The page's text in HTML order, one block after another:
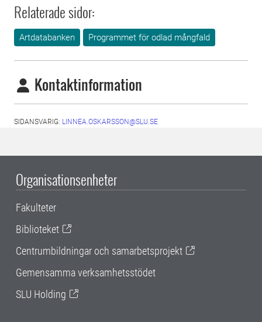
Relaterade sidor:
Artdatabanken Programmet för odlad mångfald
Kontaktinformation
SIDANSVARIG: LINNEA.OSKARSSON@SLU.SE
Organisationsenheter
Fakulteter
Biblioteket
Centrumbildningar och samarbetsprojekt
Gemensamma verksamhetsstödet
SLU Holding